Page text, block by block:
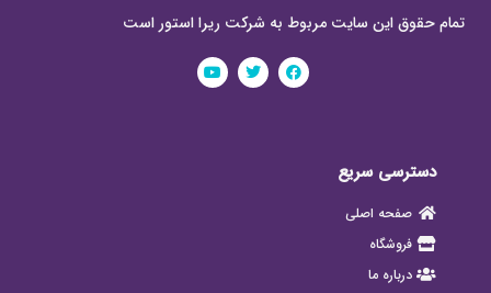
تمام حقوق این سایت مربوط به شرکت ریرا استور است
دسترسی سریع
صفحه اصلی
فروشگاه
درباره ما